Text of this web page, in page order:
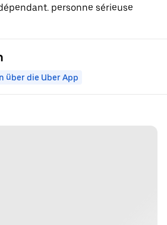
personne sérieuse
über die Uber App